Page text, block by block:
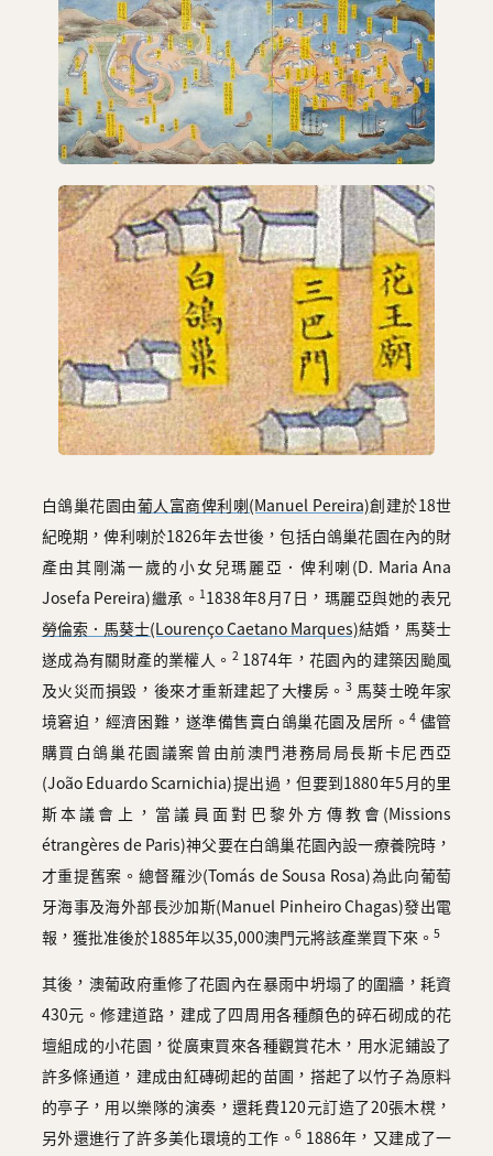
白鴿巢花園由葡人富商俾利喇(Manuel Pereira)創建於18世
紀晚期，俾利喇於1826年去世後，包括白鴿巢花園在內的財
產由其剛滿一歲的小女兒瑪麗亞．俾利喇(D. Maria Ana
Josefa Pereira)繼承。 1 1838年8月7日，瑪麗亞與她的表兄
勞倫索．馬葵士(Lourenço Caetano Marques)結婚，馬葵士
遂成為有關財產的業權人。 21874年，花園內的建築因颱風
及火災而損毀，後來才重新建起了大樓房。3 馬葵士晚年家
境窘迫，經濟困難，遂準備售賣白鴿巢花園及居所。4 儘管
購買白鴿巢花園議案曾由前澳門港務局局長斯卡尼西亞
(João Eduardo Scarnichia)提出過，但要到1880年5月的里
斯本議會上，當議員面對巴黎外方傳教會(Missions
étrangères de Paris)神父要在白鴿巢花園內設一療養院時，
才重提舊案。總督羅沙(Tomás de Sousa Rosa)為此向葡萄
牙海事及海外部長沙加斯(Manuel Pinheiro Chagas)發出電
報，獲批准後於1885年以35,000澳門元將該產業買下來。 5
其後，澳葡政府重修了花園內在暴雨中坍塌了的圍牆，耗資
430元。修建道路，建成了四周用各種顏色的碎石砌成的花
壇組成的小花園，從廣東買來各種觀賞花木，用水泥鋪設了
許多條通道，建成由紅磚砌起的苗圃，搭起了以竹子為原料
的亭子，用以樂隊的演奏，還耗費120元訂造了20張木櫈，
另外還進行了許多美化環境的工作。6 1886年，又建成了一